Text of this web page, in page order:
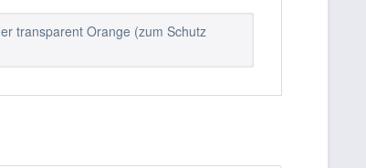
transparent Orange (zum Schutz